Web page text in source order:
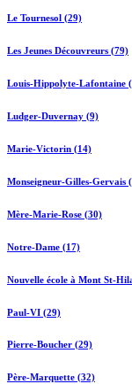
Le Tournesol (29)
Les Jeunes Découvreurs (79)
Louis-Hippolyte-Lafontaine
Ludger-Duvernay (9)
Marie-Victorin (14)
Monseigneur-Gilles-Gervais
Mère-Marie-Rose (30)
Notre-Dame (17)
Nouvelle école à Mont St-
Paul-VI (29)
Pierre-Boucher (29)
Père-Marquette (32)